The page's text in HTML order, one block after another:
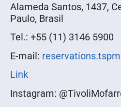
Alameda Santos, 1437,
Paulo, Brasil
Tel.: +55 (11) 3146 5900
E-mail:
Link
Instagram: